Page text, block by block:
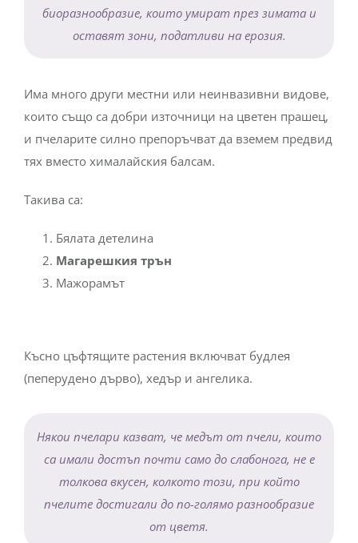
биоразнообразие, които умират през зимата и
оставят зони, податливи на ерозия.
Има много други местни или неинвазивни видове,
които също са добри източници на цветен прашец,
и пчеларите силно препоръчват да вземем предвид
тях вместо хималайския балсам.
Такива са:
Бялата детелина
Магарешкия трън
Мажорамът
Късно цъфтящите растения включват будлея
(пеперудено дърво), хедър и ангелика.
Някои пчелари казват, че медът от пчели, които
са имали достъп почти само до слабонога, не е
толкова вкусен, колкото този, при който
пчелите достигали до по-голямо разнообразие
от цветя.